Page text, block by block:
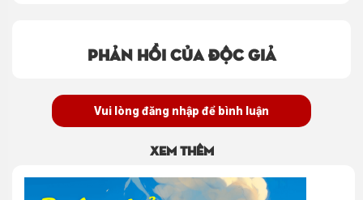
Phản hồi của độc giả
Vui lòng đăng nhập để bình luận
Xem thêm